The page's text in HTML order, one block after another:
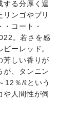
する分厚く逞
リンゴやブリ
コート・
。若さを感
ーレッド。
芳しい香りが
が、タンニン
12％/ℓという
や人間性が伺